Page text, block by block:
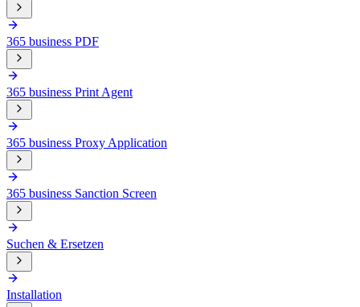
365 business PDF
365 business Print Agent
365 business Proxy Application
365 business Sanction Screen
Suchen & Ersetzen
Installation